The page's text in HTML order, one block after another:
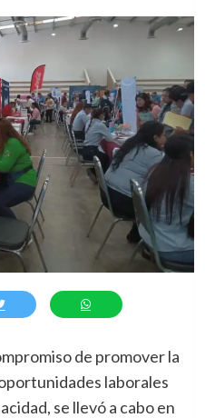
de promover la
laborales
se llevó a cabo en